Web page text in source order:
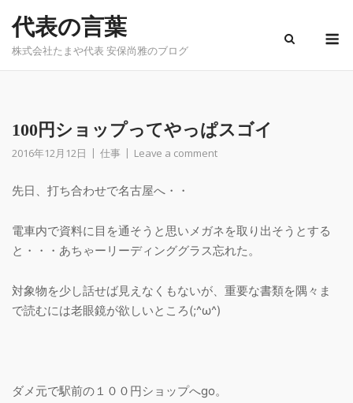
content
代表の言葉
株式会社たまや代表 安保尚雅のブログ
100円ショップってやっぱスゴイ
2016年12月12日 仕事 Leave a comment
先日、打ち合わせで名古屋へ・・
電車内で資料に目を通そうと思いメガネを取り出そうとする
と・・・あちゃーリーディンググラス忘れた。
対象物を少し話せば見えなくもないが、重要な書類を隅々ま
で読むには老眼鏡が欲しいところ(;^ω^)
ダメ元で駅前の１００円ショップへgo。